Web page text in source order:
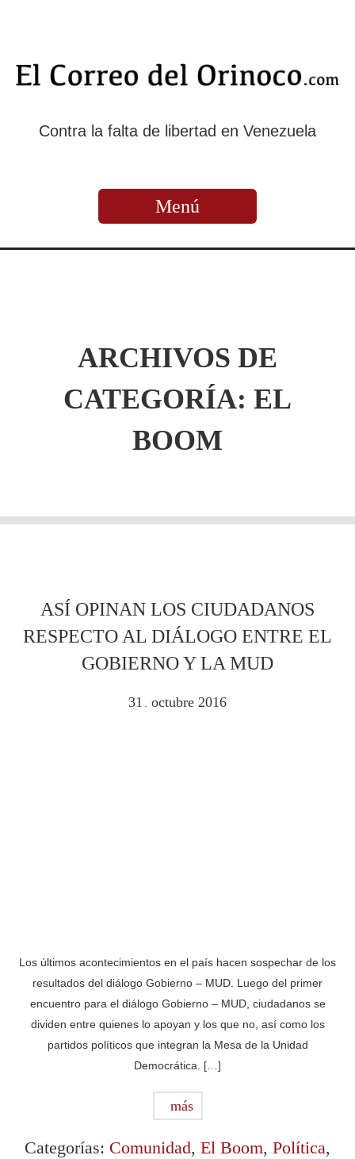
Contra la falta de libertad en Venezuela
Menú
ARCHIVOS DE
CATEGORÍA: EL
BOOM
ASÍ OPINAN LOS CIUDADANOS
RESPECTO AL DIÁLOGO ENTRE EL
GOBIERNO Y LA MUD
31 . octubre 2016
Los últimos acontecimientos en el país hacen sospechar de los
resultados del diálogo Gobierno – MUD. Luego del primer
encuentro para el diálogo Gobierno – MUD, ciudadanos se
dividen entre quienes lo apoyan y los que no, así como los
partidos políticos que integran la Mesa de la Unidad
Democrática. […]
más
Categorías: Comunidad, El Boom, Política,